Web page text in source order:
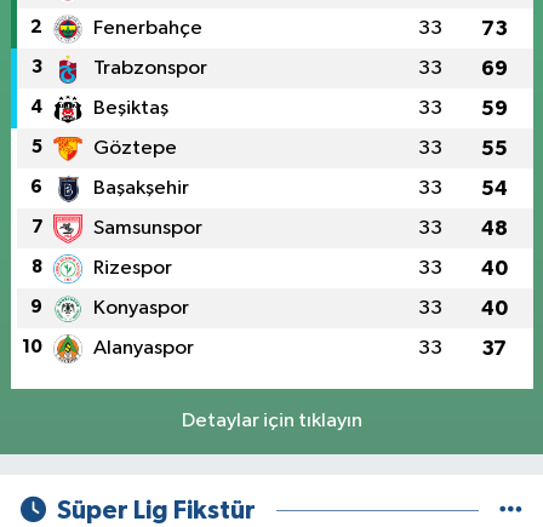
2 Fenerbahçe 33 73
3 Trabzonspor 33 69
4 Beşiktaş 33 59
5 Göztepe 33 55
6 Başakşehir 33 54
7 Samsunspor 33 48
8 Rizespor 33 40
9 Konyaspor 33 40
10 Alanyaspor 33 37
Detaylar için tıklayın
Süper Lig Fikstür